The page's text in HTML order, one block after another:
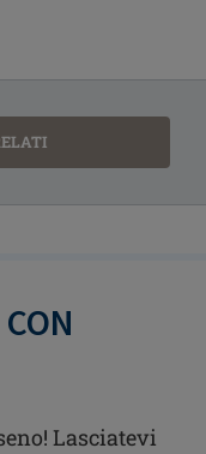
Lasciatevi